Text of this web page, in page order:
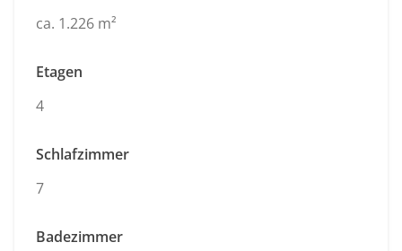
ca. 1.226 m²
Etagen
4
Schlafzimmer
7
Badezimmer